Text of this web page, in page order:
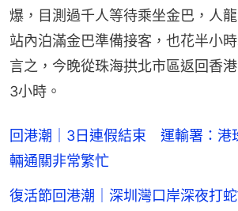
爆，目測過千人等待乘坐金巴，人
站內泊滿金巴準備接客，也花半小
言之，今晚從珠海拱北市區返回香
3小時。
回港潮｜3日連假結束 運輸署：港
輛通關非常繁忙
復活節回港潮｜深圳灣口岸深夜打